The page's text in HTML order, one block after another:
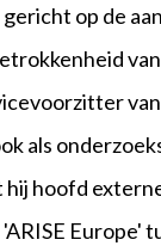
op de
als
hoofd
Europe'